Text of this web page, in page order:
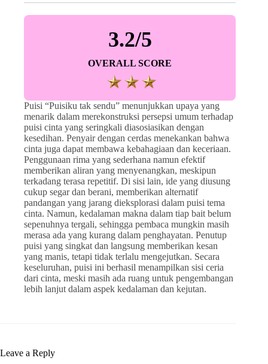
3.2/5
OVERALL SCORE
Puisi “Puisiku tak sendu” menunjukkan upaya yang
menarik dalam merekonstruksi persepsi umum terhadap
puisi cinta yang seringkali diasosiasikan dengan
kesedihan. Penyair dengan cerdas menekankan bahwa
cinta juga dapat membawa kebahagiaan dan keceriaan.
Penggunaan rima yang sederhana namun efektif
memberikan aliran yang menyenangkan, meskipun
terkadang terasa repetitif. Di sisi lain, ide yang diusung
cukup segar dan berani, memberikan alternatif
pandangan yang jarang dieksplorasi dalam puisi tema
cinta. Namun, kedalaman makna dalam tiap bait belum
sepenuhnya tergali, sehingga pembaca mungkin masih
merasa ada yang kurang dalam penghayatan. Penutup
puisi yang singkat dan langsung memberikan kesan
yang manis, tetapi tidak terlalu mengejutkan. Secara
keseluruhan, puisi ini berhasil menampilkan sisi ceria
dari cinta, meski masih ada ruang untuk pengembangan
lebih lanjut dalam aspek kedalaman dan kejutan.
Leave a Reply